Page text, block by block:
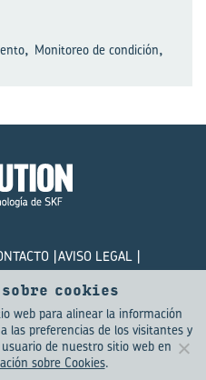
, Monitoreo de condición,
AVISO LEGAL
2026
cookies
web para alinear la información
las preferencias de los visitantes y
de nuestro sitio web en
sobre Cookies.